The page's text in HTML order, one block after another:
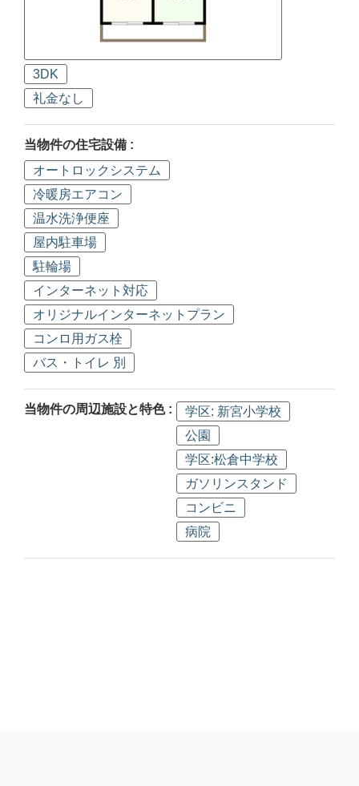
3DK
礼金なし
当物件の住宅設備 :
オートロックシステム
冷暖房エアコン
温水洗浄便座
屋内駐車場
駐輪場
インターネット対応
オリジナルインターネットプラン
コンロ用ガス栓
バス・トイレ 別
当物件の周辺施設と特色 :
学区: 新宮小学校
公園
学区:松倉中学校
ガソリンスタンド
コンビニ
病院